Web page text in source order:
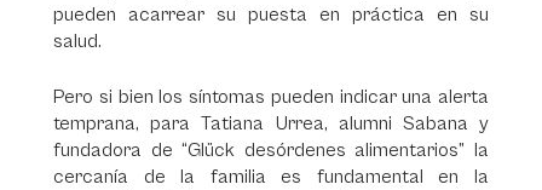
pueden acarrear su puesta en práctica en su
salud.
Pero si bien los síntomas pueden indicar una alerta
temprana, para Tatiana Urrea, alumni Sabana y
fundadora de “Glück desórdenes alimentarios” la
cercanía de la familia es fundamental en la